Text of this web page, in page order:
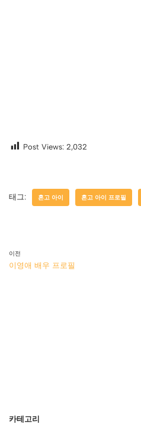
Post Views: 2,032
태그: 혼고 아이 혼고 아이 프로필
이전
이영애 배우 프로필
카테고리